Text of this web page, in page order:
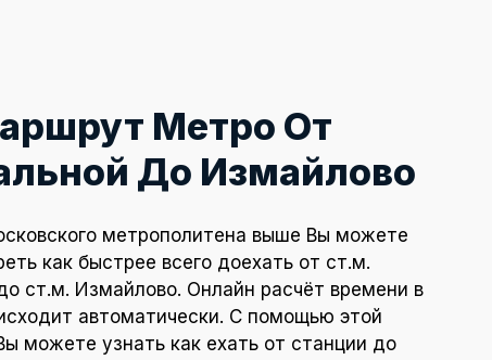
Метро От
До Измайлово
метрополитена выше Вы можете
как быстрее всего доехать от ст.м.
ст.м. Измайлово. Онлайн расчёт времени в
автоматически. С помощью этой
можете узнать как ехать от станции до